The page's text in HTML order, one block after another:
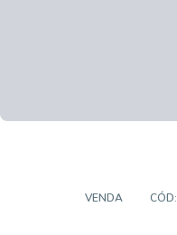
VENDA CÓD: